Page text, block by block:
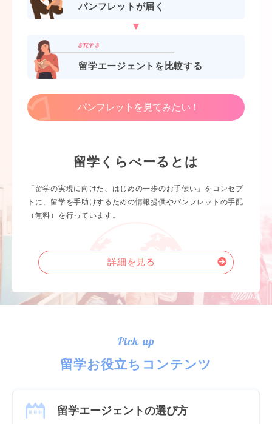
パンフレットが届く
留学エージェントを比較する
パンフレットを見てみたい！
留学くらべーるとは
「留学の実現に向けた、はじめの一歩のお手伝い」をコンセプ
トに、留学を手助けするための情報提供やパンフレットの手配
（無料）を行っています。
詳細を見る
Pick up
留学お役立ちコンテンツ
留学エージェントの選び方